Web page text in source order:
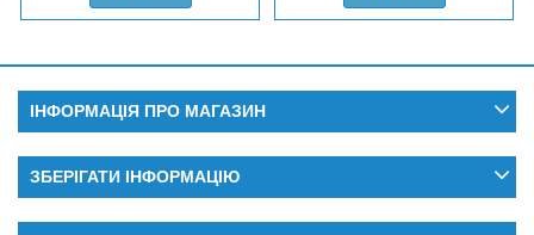
ІНФОРМАЦІЯ ПРО МАГАЗИН
ЗБЕРІГАТИ ІНФОРМАЦІЮ